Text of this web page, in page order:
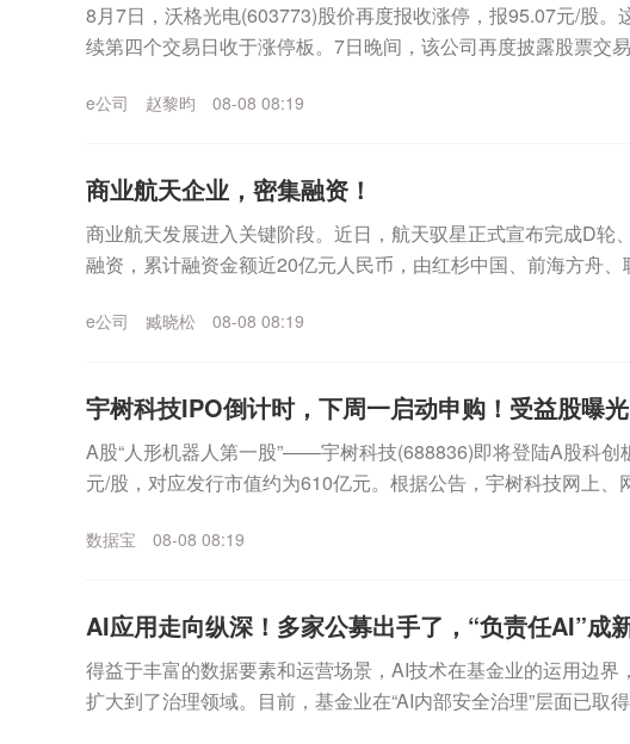
8月7日，沃格光电(603773)股价再度报收涨停，报95.07元/股。
续第四个交易日收于涨停板。7日晚间，该公司再度披露股票交
e公司 赵黎昀 08-08 08:19
商业航天企业，密集融资！
商业航天发展进入关键阶段。近日，航天驭星正式宣布完成D轮
融资，累计融资金额近20亿元人民币，由红杉中国、前海方舟、
e公司 臧晓松 08-08 08:19
宇树科技IPO倒计时，下周一启动申购！受益股曝光
A股“人形机器人第一股”——宇树科技(688836)即将登陆A股科创
元/股，对应发行市值约为610亿元。根据公告，宇树科技网上、
数据宝 08-08 08:19
AI应用走向纵深！多家公募出手了，“负责任AI”成
得益于丰富的数据要素和运营场景，AI技术在基金业的运用边界
扩大到了治理领域。目前，基金业在“AI内部安全治理”层面已取